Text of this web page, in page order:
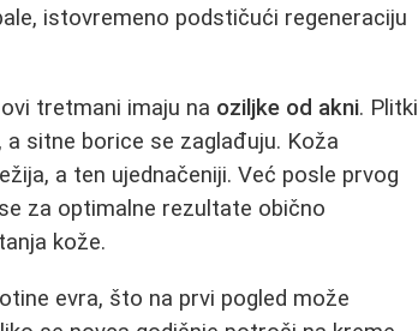
istovremeno podstičući regeneraciju
tretmani imaju na oziljke od akni. Plitki
sitne borice se zaglađuju. Koža
a ten ujednačeniji. Već posle prvog
za optimalne rezultate obično
kože.
evra, što na prvi pogled može